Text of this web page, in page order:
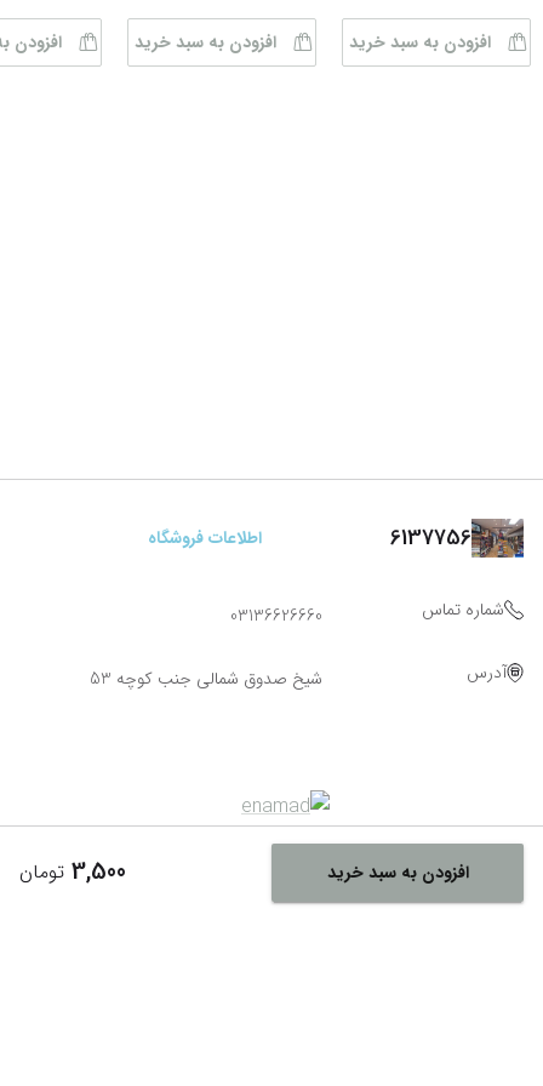
افزودن به سبد خرید افزودن به سبد خرید افزودن
افزودن به سبد خرید 3,500 تومان
6137756 اطلاعات فروشگاه
شماره تماس 03136626660
آدرس شیخ صدوق شمالی جنب کوچه 53